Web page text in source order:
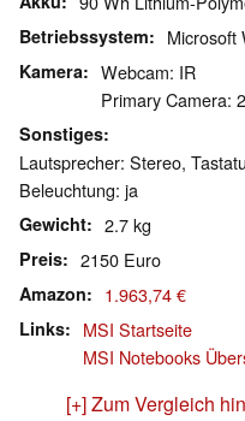
Betriebssystem Microsoft
Kamera
Webcam: IR
Primary Camera:
Sonstiges
Lautsprecher: Stereo,
Beleuchtung: ja
Gewicht 2.7 kg
Preis 2150 Euro
Amazon 1.963,74 €
Links
MSI Startseite
MSI Notebooks
[+] Zum Vergleich